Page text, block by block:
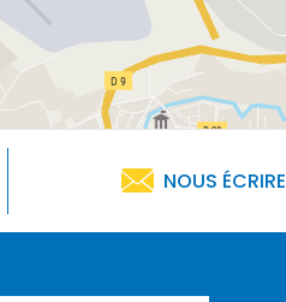
NOUS ÉCRIRE